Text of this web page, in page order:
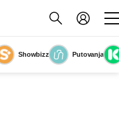
Showbizz
Putovanja
Slika nije dostupna